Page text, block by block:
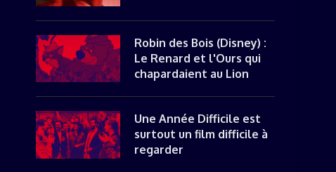
Robin des Bois (Disney) :
Le Renard et l'Ours qui
chapardaient au Lion
Une Année Difficile est
surtout un film difficile à
regarder